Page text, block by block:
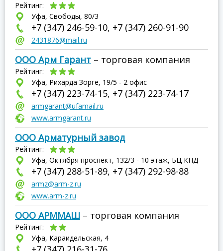
Рейтинг:
Уфа, Свободы, 80/3
+7 (347) 246-59-10, +7 (347) 260-91-90
2431876@mail.ru
ООО Арм Гарант – торговая компания
Рейтинг:
Уфа, Рихарда Зорге, 19/5 - 2 офис
+7 (347) 223-74-15, +7 (347) 223-74-17
armgarant@ufamail.ru
www.armgarant.ru
ООО Арматурный завод
Рейтинг:
Уфа, Октября проспект, 132/3 - 10 этаж, БЦ КПД
+7 (347) 288-51-89, +7 (347) 292-98-88
armz@arm-z.ru
www.arm-z.ru
ООО АРММАШ – торговая компания
Рейтинг:
Уфа, Караидельская, 4